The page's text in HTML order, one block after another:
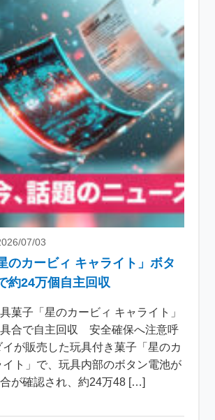
07/03
のカービィ キャライト」ボタ
約24万個自主回収
菓子「星のカービィ キャライト」
合で自主回収 安全確保へ注意呼
が販売した玩具付き菓子「星のカ
イト」で、玩具内部のボタン電池が
が確認され、約24万48 […]